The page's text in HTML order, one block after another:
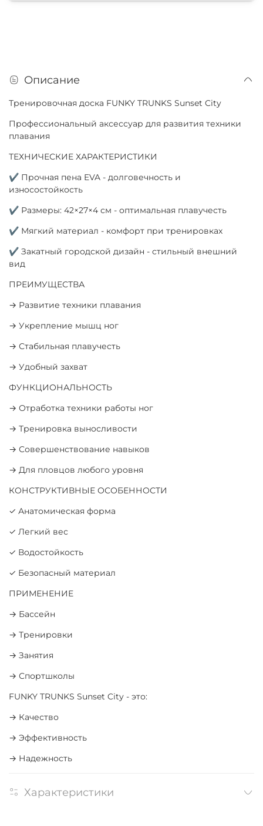
Описание
Тренировочная доска FUNKY TRUNKS Sunset City
Профессиональный аксессуар для развития техники
плавания
ТЕХНИЧЕСКИЕ ХАРАКТЕРИСТИКИ
✔ Прочная пена EVA - долговечность и
износостойкость
✔ Размеры: 42×27×4 см - оптимальная плавучесть
✔ Мягкий материал - комфорт при тренировках
✔ Закатный городской дизайн - стильный внешний
вид
ПРЕИМУЩЕСТВА
→ Развитие техники плавания
→ Укрепление мышц ног
→ Стабильная плавучесть
→ Удобный захват
ФУНКЦИОНАЛЬНОСТЬ
→ Отработка техники работы ног
→ Тренировка выносливости
→ Совершенствование навыков
→ Для пловцов любого уровня
КОНСТРУКТИВНЫЕ ОСОБЕННОСТИ
✓ Анатомическая форма
✓ Легкий вес
✓ Водостойкость
✓ Безопасный материал
ПРИМЕНЕНИЕ
→ Бассейн
→ Тренировки
→ Занятия
→ Спортшколы
FUNKY TRUNKS Sunset City - это:
→ Качество
→ Эффективность
→ Надежность
Характеристики